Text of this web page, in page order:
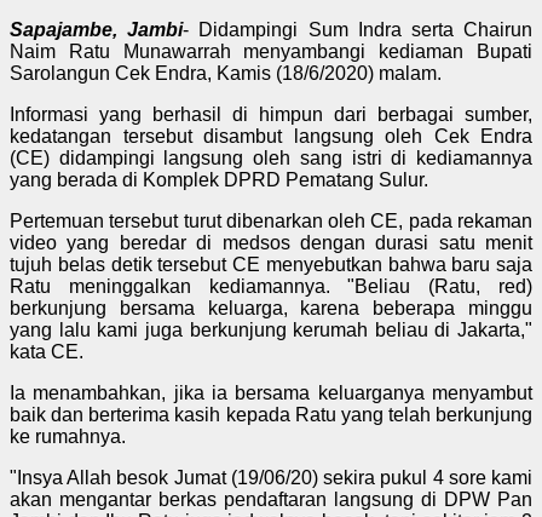
Sapajambe, Jambi- Didampingi Sum Indra serta Chairun
Naim Ratu Munawarrah menyambangi kediaman Bupati
Sarolangun Cek Endra, Kamis (18/6/2020) malam.
Informasi yang berhasil di himpun dari berbagai sumber,
kedatangan tersebut disambut langsung oleh Cek Endra
(CE) didampingi langsung oleh sang istri di kediamannya
yang berada di Komplek DPRD Pematang Sulur.
Pertemuan tersebut turut dibenarkan oleh CE, pada rekaman
video yang beredar di medsos dengan durasi satu menit
tujuh belas detik tersebut CE menyebutkan bahwa baru saja
Ratu meninggalkan kediamannya. "Beliau (Ratu, red)
berkunjung bersama keluarga, karena beberapa minggu
yang lalu kami juga berkunjung kerumah beliau di Jakarta,"
kata CE.
Ia menambahkan, jika ia bersama keluarganya menyambut
baik dan berterima kasih kepada Ratu yang telah berkunjung
ke rumahnya.
"Insya Allah besok Jumat (19/06/20) sekira pukul 4 sore kami
akan mengantar berkas pendaftaran langsung di DPW Pan